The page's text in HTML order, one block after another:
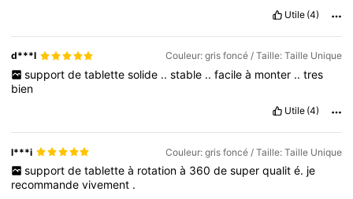
Utile (4)
d***l Couleur: gris foncé / Taille: Taille Unique
support de tablette solide .. stable .. facile à monter .. tres
bien
Utile (4)
l***i Couleur: gris foncé / Taille: Taille Unique
support de tablette à rotation à 360 de super qualit é. je
recommandevivement .